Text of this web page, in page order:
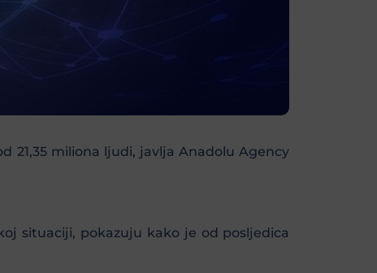
21,35 miliona ljudi, javlja Anadolu Agency
situaciji, pokazuju kako je od posljedica